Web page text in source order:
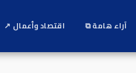
آراء هامة ⧉ اقتصاد وأعمال ↗